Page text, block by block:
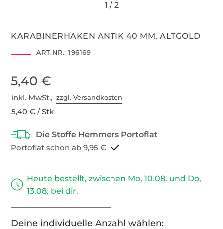
KARABINERHAKEN ANTIK 40 MM, ALTGOLD
ART.NR.: 196169
5,40 €
inkl. MwSt.,zzgl. Versandkosten
5,40 € / Stk
Portoflat schon ab 9,95 €
Heute bestellt, zwischen Mo, 10.08. und Do,
13.08. bei dir.
Deine individuelle Anzahl wählen: